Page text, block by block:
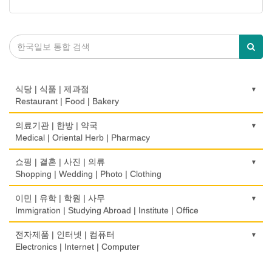
식당 | 식품 | 제과점
Restaurant | Food | Bakery
농장
Farm
떡집/방앗간
Rice Cake
Fish Market
Restaurant
의료기관 | 한방 | 약국
Medical | Oriental Herb | Pharmacy
의사-검안의
Optometrist
보청기
Hearing Aid
Bidet
쇼핑 | 결혼 | 사진 | 의류
Shopping | Wedding | Photo | Clothing
한복집
Korean Costume
유리/거울/액자
Glass/Mirror/Frame
이민 | 유학 | 학원 | 사무
Immigration | Studying Abroad | Institute | Office
이민/유학
Immigration/Studying Abroad
전자제품 | 인터넷 | 컴퓨터
Electronics | Internet | Computer